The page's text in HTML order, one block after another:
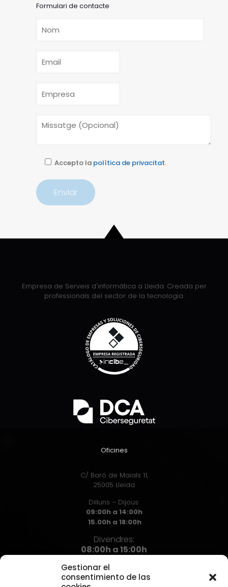
Gestionar el
consentimiento de las
Formulari de contacte
Accepto la política de privacitat.
Empresa de Serveis d'informàtica a Lleida. Creada per
professionals del sector de la tecnologia.
Oficines
C/ Baró de Maials 11,
25005 Lleida
Dilluns – Dijous:
09:00h a 14:00h
15.00h a 18:00h
Divendres:
08:00h a 15:00h